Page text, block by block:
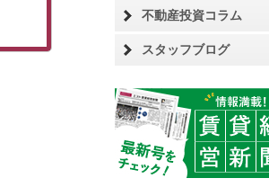
不動産投資コラム
スタッフブログ